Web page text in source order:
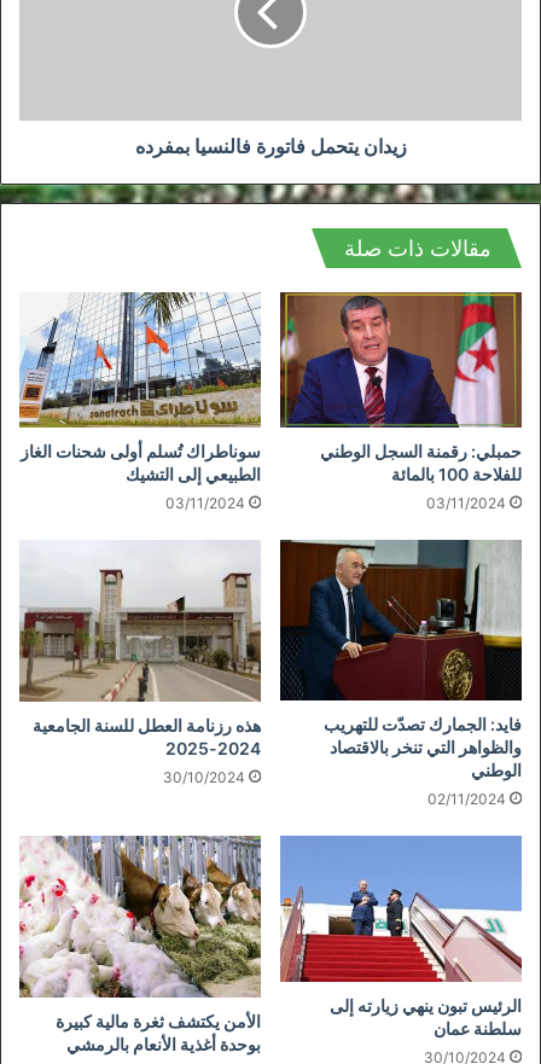
زيدان يتحمل فاتورة فالنسيا بمفرده
مقالات ذات صلة
حمبلي: رقمنة السجل الوطني
للفلاحة 100 بالمائة
03/11/2024
سوناطراك تُسلم أولى شحنات الغاز
الطبيعي إلى التشيك
03/11/2024
فايد: الجمارك تصدّت للتهريب
والظواهر التي تنخر بالاقتصاد
الوطني
02/11/2024
هذه رزنامة العطل للسنة الجامعية
2024-2025
30/10/2024
الرئيس تبون ينهي زيارته إلى
سلطنة عمان
30/10/2024
الأمن يكتشف ثغرة مالية كبيرة
بوحدة أغذية الأنعام بالرمشي